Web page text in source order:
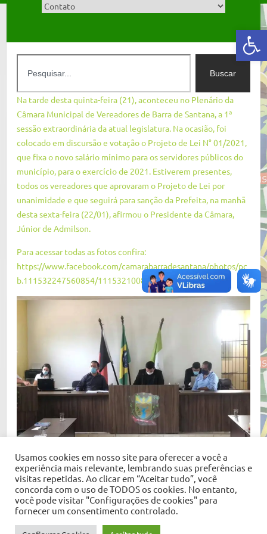
Abrir a barra de ferramentas
Buscar
Na tarde desta quinta-feira (21), aconteceu no Plenário da
Câmara Municipal de Vereadores de Barra de Santana, a 1ª
sessão extraordinária da atual legislatura. Na ocasião, foi
colocado em discursão e votação o Projeto de Lei N° 01/2021,
que fixa o novo salário mínimo para os servidores públicos do
município, para o exercício de 2021. Estiverem presentes,
todos os vereadores que aprovaram o Projeto de Lei por
unanimidade e que seguirá para sanção da Prefeita, na manhã
desta sexta-feira (22/01), afirmou o Presidente da Câmara,
Júnior de Admilson.
Para acessar todas as fotos confira:
https://www.facebook.com/camarabarradesantana/photos/pc
b.111532247560854/111532100894202
Usamos cookies em nosso site para oferecer a você a
experiência mais relevante, lembrando suas preferências e
visitas repetidas. Ao clicar em “Aceitar tudo”, você
concorda com o uso de TODOS os cookies. No entanto,
você pode visitar "Configurações de cookies" para
fornecer um consentimento controlado.